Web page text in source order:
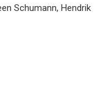
Schumann, Hendrik